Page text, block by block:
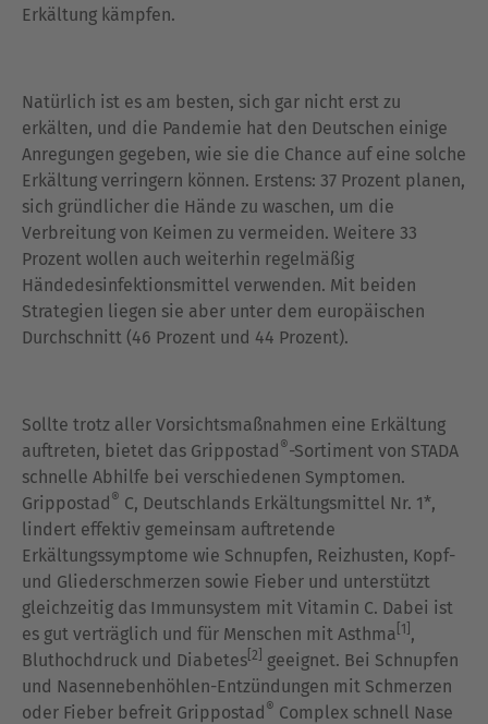
Erkältung kämpfen.
Natürlich ist es am besten, sich gar nicht erst zu
erkälten, und die Pandemie hat den Deutschen einige
Anregungen gegeben, wie sie die Chance auf eine solche
Erkältung verringern können. Erstens: 37 Prozent planen,
sich gründlicher die Hände zu waschen, um die
Verbreitung von Keimen zu vermeiden. Weitere 33
Prozent wollen auch weiterhin regelmäßig
Händedesinfektionsmittel verwenden. Mit beiden
Strategien liegen sie aber unter dem europäischen
Durchschnitt (46 Prozent und 44 Prozent).
Sollte trotz aller Vorsichtsmaßnahmen eine Erkältung
auftreten, bietet das Grippostad ®-Sortiment von STADA
schnelle Abhilfe bei verschiedenen Symptomen.
Grippostad ® C, Deutschlands Erkältungsmittel Nr. 1*,
lindert effektiv gemeinsam auftretende
Erkältungssymptome wie Schnupfen, Reizhusten, Kopf-
und Gliederschmerzen sowie Fieber und unterstützt
gleichzeitig das Immunsystem mit Vitamin C. Dabei ist
es gut verträglich und für Menschen mit Asthma [1] ,
Bluthochdruck und Diabetes [2]
geeignet. Bei Schnupfen
und Nasennebenhöhlen-Entzündungen mit Schmerzen
oder Fieber befreit Grippostad ® Complex schnell Nase